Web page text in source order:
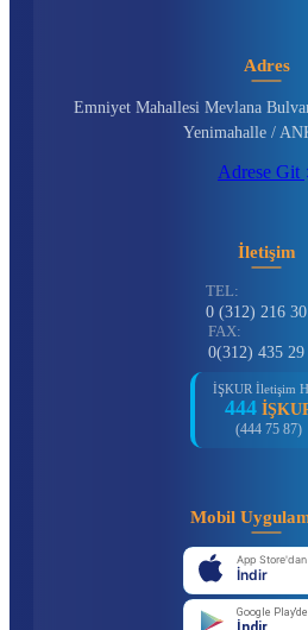
Adres
Emniyet Mahallesi Mevlana
Yenimahalle /
Adrese Git
İletişim
TEL:
0 (312) 216
FAX:
0(312) 435 29
İŞKUR İletişim
444
(444 75 87)
Mobil
App Store'dan
İndir
Google